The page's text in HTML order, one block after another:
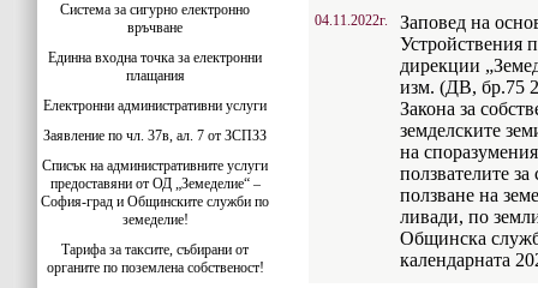
Система за сигурно електронно
връчване
Единна входна точка за електронни
плащания
Електронни административни услуги
Заявление по чл. 37в, ал. 7 от ЗСПЗЗ
Списък на административните услуги
предоставяни от ОД „Земеделие“ –
София-град и Общинските служби по
земеделие!
Тарифа за таксите, събирани от
органите по поземлена собственост!
04.11.2022г.
Заповед на
Устройствения
дирекции
изм. (ДВ, бр.75
Закона за
земделските
на
ползвателите
ползване на
ливади, по
Общинска
календарната